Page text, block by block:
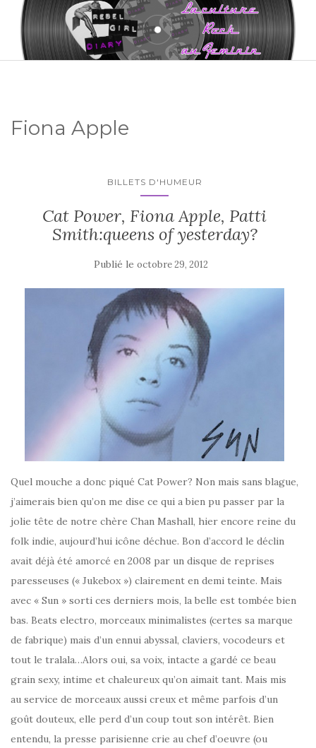
Fiona Apple
BILLETS D'HUMEUR
Cat Power, Fiona Apple, Patti
Smith:queens of yesterday?
Publié le octobre 29, 2012
Quel mouche a donc piqué Cat Power? Non mais sans blague,
j’aimerais bien qu’on me dise ce qui a bien pu passer par la
jolie tête de notre chère Chan Mashall, hier encore reine du
folk indie, aujourd’hui icône déchue. Bon d’accord le déclin
avait déjà été amorcé en 2008 par un disque de reprises
paresseuses (« Jukebox ») clairement en demi teinte. Mais
avec « Sun » sorti ces derniers mois, la belle est tombée bien
bas. Beats electro, morceaux minimalistes (certes sa marque
de fabrique) mais d’un ennui abyssal, claviers, vocodeurs et
tout le tralala…Alors oui, sa voix, intacte a gardé ce beau
grain sexy, intime et chaleureux qu’on aimait tant. Mais mis
au service de morceaux aussi creux et même parfois d’un
goût douteux, elle perd d’un coup tout son intérêt. Bien
entendu, la presse parisienne crie au chef d’oeuvre (ou